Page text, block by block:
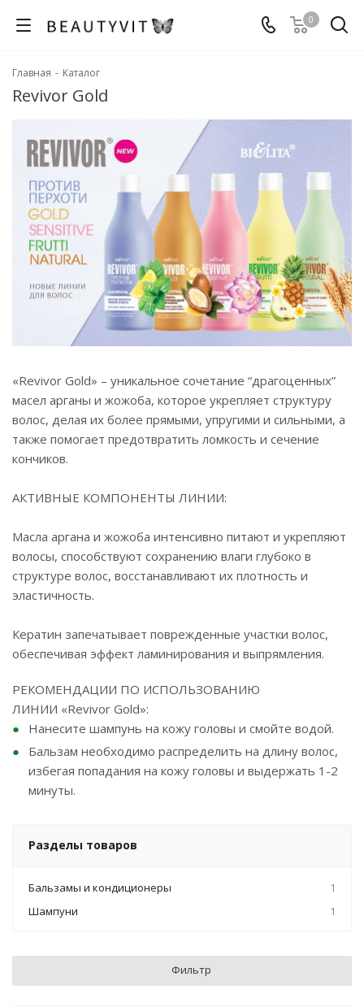
0
Главная - Каталог
Revivor Gold
«Revivor Gold» – уникальное сочетание “драгоценных”
масел арганы и жожоба, которое укрепляет структуру
волос, делая их более прямыми, упругими и сильными, а
также помогает предотвратить ломкость и сечение
кончиков.
АКТИВНЫЕ КОМПОНЕНТЫ ЛИНИИ:
Масла аргана и жожоба интенсивно питают и укрепляют
волосы, способствуют сохранению влаги глубоко в
структуре волос, восстанавливают их плотность и
эластичность.
Кератин запечатывает поврежденные участки волос,
обеспечивая эффект ламинирования и выпрямления.
РЕКОМЕНДАЦИИ ПО ИСПОЛЬЗОВАНИЮ
ЛИНИИ «Revivor Gold»:
Нанесите шампунь на кожу головы и смойте водой.
Бальзам необходимо распределить на длину волос,
избегая попадания на кожу головы и выдержать 1-2
минуты.
Разделы товаров
Бальзамы и кондиционеры
1
Шампуни
1
Фильтр